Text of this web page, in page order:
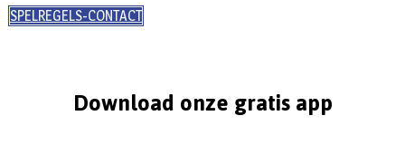
SPELREGELS-CONTACT
Download onze gratis app